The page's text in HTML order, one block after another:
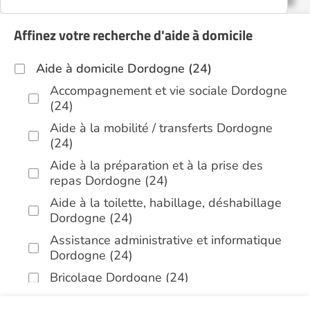
Affinez votre recherche d'aide à domicile
Aide à domicile Dordogne (24)
Accompagnement et vie sociale Dordogne
(24)
Aide à la mobilité / transferts Dordogne
(24)
Aide à la préparation et à la prise des
repas Dordogne (24)
Aide à la toilette, habillage, déshabillage
Dordogne (24)
Assistance administrative et informatique
Dordogne (24)
Bricolage Dordogne (24)